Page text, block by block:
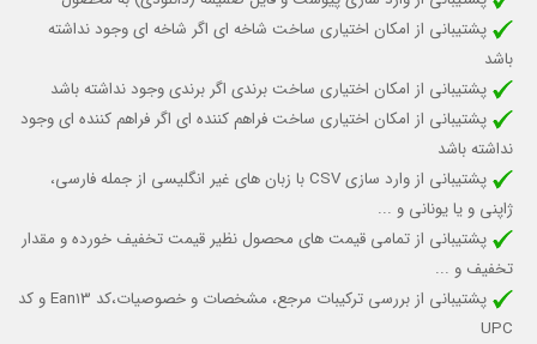
پشتیبانی از امکان اختیاری ساخت شاخه ای اگر شاخه ای وجود نداشته
باشد
پشتیبانی از امکان اختیاری ساخت برندی اگربرندیوجود نداشته باشد
پشتیبانی از امکان اختیاری ساخت فراهم کننده ای اگرفراهم کننده ایوجود
نداشته باشد
پشتیبانی از وارد سازی CSV با زبان های غیر انگلیسی از جمله فارسی،
ژاپنی و یا یونانی و ...
پشتیبانی از تمامی قیمت های محصول نظیر قیمت تخفیف خورده و مقدار
تخفیف و ...
پشتیبانی از بررسی ترکیبات مرجع، مشخصات و خصوصیات،کد Ean13 و کد
UPC